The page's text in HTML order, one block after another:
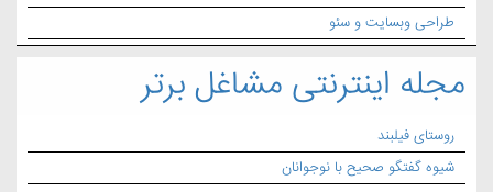
طراحی وبسایت و سئو
مجله اینترنتی مشاغل برتر
روستای فیلبند
شیوه گفتگو صحیح با نوجوانان